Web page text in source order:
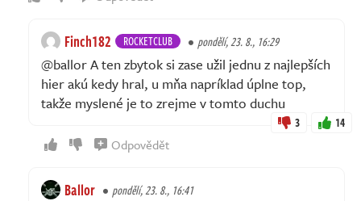
Finch182 ROCKETCLUB pondělí, 23. 8., 16:29
@ballor A ten zbytok si zase užil jednu z najlepších
hier akú kedy hral, u mňa napríklad úplne top,
takže myslené je to zrejme v tomto duchu
3 14
Odpovědět
Ballor pondělí, 23. 8., 16:41